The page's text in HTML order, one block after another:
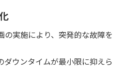
の実施により、突発的な故障を
ダウンタイムが最小限に抑えら